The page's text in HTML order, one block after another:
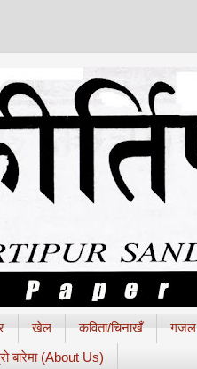
खेल कविता/चिनाखँ गजल
बारेमा (About Us)